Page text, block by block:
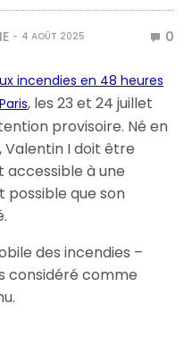
4 AOÛT 2025 0
incendies en 48 heures
, les 23 et 24 juillet
provisoire. Né en
Valentin I doit être
accessible à une
que son
des incendies –
considéré comme